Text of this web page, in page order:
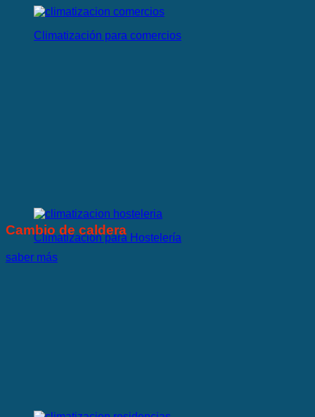
Climatización para comercios
Climatización para Hostelería
Cambio de caldera
saber más